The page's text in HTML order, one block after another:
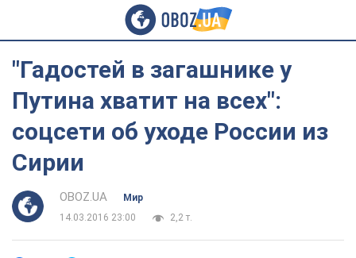
"Гадостей в загашнике у
Путина хватит на всех":
соцсети об уходе России из
Сирии
OBOZ.UA
Мир
14.03.2016 23:00
2,2 т.